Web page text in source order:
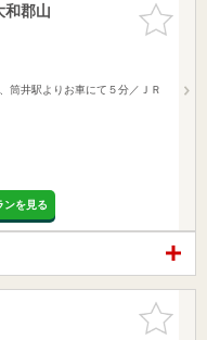
お気に入
りに追加
郡山
筒井駅よりお車にて５分／ＪＲ
ンを見る
お気に入
りに追加